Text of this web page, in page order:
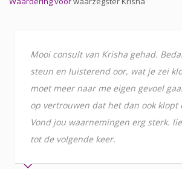
Mooi consult van Krisha gehad.
steun en luisterend oor, wat je zei
moet meer naar me eigen gevoel
op vertrouwen dat het dan ook klopt
Vond jou waarnemingen erg sterk.
tot de volgende keer.